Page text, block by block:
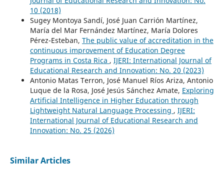
10 (2018)
Sugey Montoya Sandí, José Juan Carrión Martínez,
María del Mar Fernández Martínez, María Dolores
Pérez-Esteban, The public value of accreditation in the
continuous improvement of Education Degree
Programs in Costa Rica , IJERI: International Journal of
Educational Research and Innovation: No. 20 (2023)
Antonio Matas Terron, José Manuel Ríos Ariza, Antonio
Luque de la Rosa, José Jesús Sánchez Amate, Exploring
Artificial Intelligence in Higher Education through
Lightweight Natural Language Processing , IJERI:
International Journal of Educational Research and
Innovation: No. 25 (2026)
Similar Articles